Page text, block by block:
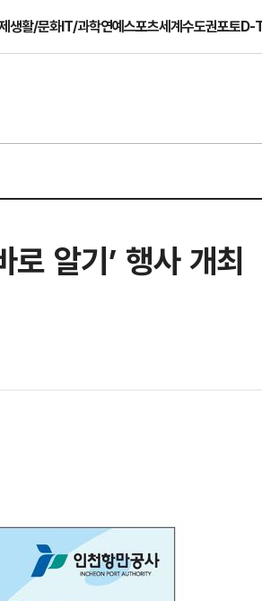
생활/문화IT/과학연예스포츠세계수도권포토D-
알기’ 행사 개최